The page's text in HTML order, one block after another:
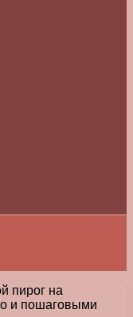
пирог на
и пошаговыми